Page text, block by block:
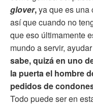
glover,ya que es una
así que cuando no
que eso últimamente
mundo a servir,
sabe, quizá en uno
la puerta el hombre
pedidos de
Todo puede ser en